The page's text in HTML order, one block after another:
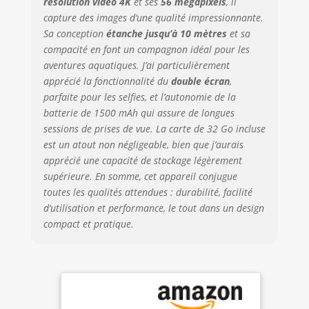
prendre des
photos en toute
confiance, même
dans des
environnements
extrêmes Vidéo 4K
UHD et photos
haute résolution
de 56 MP :
capturez chaque
moment
passionnant avec
un superbe
enregistrement
MP offrent un
niveau de qualité
d'image sans
capture des images d’une qualité impressionnante.
Sa conception étanche jusqu’à 10 mètres et sa
compacité en font un compagnon idéal pour les
aventures aquatiques. J’ai particulièrement
apprécié la fonctionnalité du double écran,
parfaite pour les selfies, et l’autonomie de la
batterie de 1500 mAh qui assure de longues
sessions de prises de vue. La carte de 32 Go incluse
est un atout non négligeable, bien que j’aurais
apprécié une capacité de stockage légèrement
supérieure. En somme, cet appareil conjugue
toutes les qualités attendues : durabilité, facilité
d’utilisation et performance, le tout dans un design
compact et pratique.